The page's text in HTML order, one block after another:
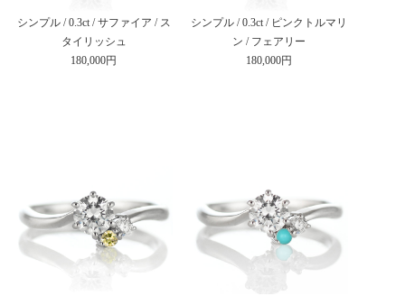
シンプル / 0.3ct / サファイア / ス
タイリッシュ
180,000円
シンプル / 0.3ct / ピンクトルマリ
ン / フェアリー
180,000円